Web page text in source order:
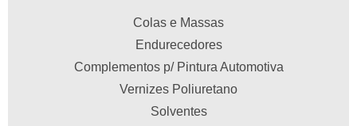
Colas e Massas
Endurecedores
Complementos p/ Pintura Automotiva
Vernizes Poliuretano
Solventes